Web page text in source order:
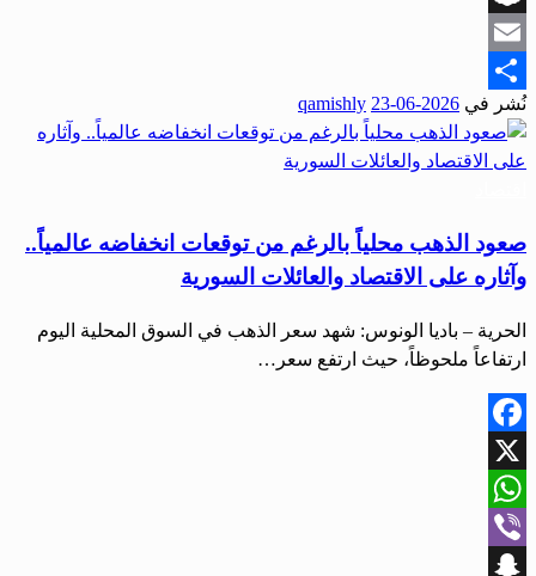
Snapchat
Email
Share
نُشر في 2026-06-23
qamishly
صعود الذهب محلياً بالرغم من توقعات انخفاضه عالمياً..
وآثاره على الاقتصاد والعائلات السورية
الحرية – باديا الونوس: شهد سعر الذهب في السوق المحلية اليوم
ارتفاعاً ملحوظاً، حيث ارتفع سعر…
Facebook
X
WhatsApp
Viber